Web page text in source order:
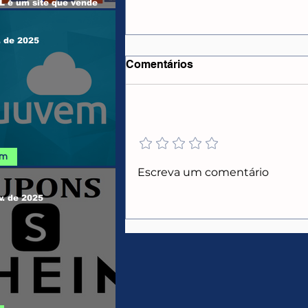
é um site que vende
Windows, Office, outros
NUUVEM
de 2025
de 2025
CUPONS E PROMOÇÕES
Comentários
Escreva um comentário